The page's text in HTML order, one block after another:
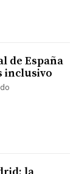
de España
inclusivo